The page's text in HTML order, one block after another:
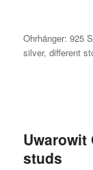
Ohrhänger: 925
silver, different
Uwarowit
studs